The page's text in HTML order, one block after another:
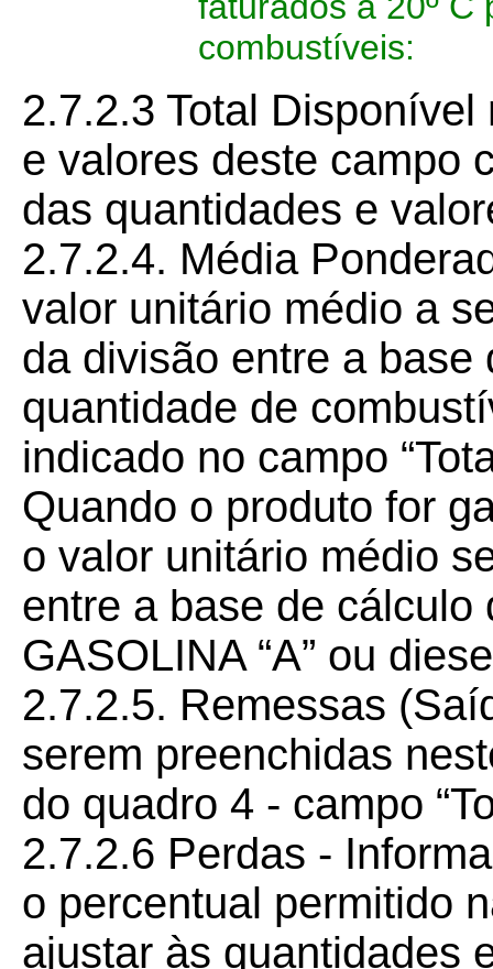
combustíveis:
2.7.2.3 Total
e valores deste campo
das quantidades e
2.7.2.4. Média
valor unitário médio a
da divisão entre a base
quantidade de
indicado no campo
Quando o produto for
o valor unitário médio
entre a base de
GASOLINA “A” ou
2.7.2.5. Remessas
serem preenchidas
do quadro 4 - campo
2.7.2.6 Perdas -
o percentual permitido
ajustar às quantidades